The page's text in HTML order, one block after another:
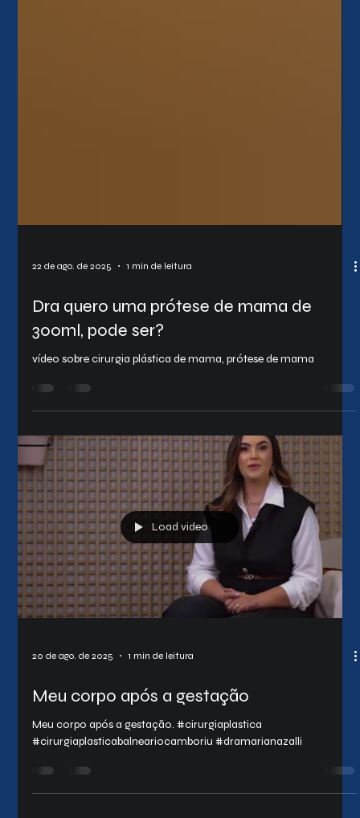
22 de ago. de 2025 1 min de leitura
Dra quero uma prótese de mama de
300ml, pode ser?
vídeo sobre cirurgia plástica de mama, prótese de mama
Load video
20 de ago. de 2025 1 min de leitura